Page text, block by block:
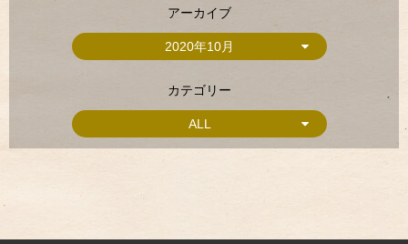
アーカイブ
2020年10月
カテゴリー
ALL